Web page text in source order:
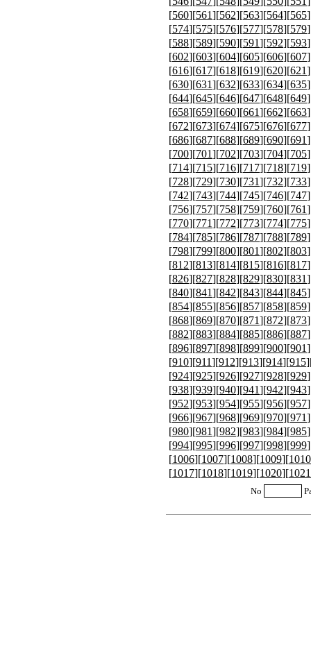
[560][561][562][563][564][565
[574][575][576][577][578][579
[588][589][590][591][592][593
[602][603][604][605][606][607
[616][617][618][619][620][621
[630][631][632][633][634][635
[644][645][646][647][648][649
[658][659][660][661][662][663
[672][673][674][675][676][677
[686][687][688][689][690][691
[700][701][702][703][704][705
[714][715][716][717][718][719
[728][729][730][731][732][733
[742][743][744][745][746][747
[756][757][758][759][760][761
[770][771][772][773][774][775
[784][785][786][787][788][789
[798][799][800][801][802][803
[812][813][814][815][816][817
[826][827][828][829][830][831
[840][841][842][843][844][845
[854][855][856][857][858][859
[868][869][870][871][872][873
[882][883][884][885][886][887
[896][897][898][899][900][901
[910][911][912][913][914][915
[924][925][926][927][928][929
[938][939][940][941][942][943
[952][953][954][955][956][957
[966][967][968][969][970][971
[980][981][982][983][984][985
[994][995][996][997][998][999
[1006][1007][1008][1009][1010
[1017][1018][1019][1020][1021
No